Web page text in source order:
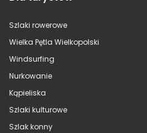
Szlaki rowerowe
Wielka Pętla Wielkopolski
Windsurfing
Nurkowanie
Kąpieliska
Szlaki kulturowe
Szlak konny